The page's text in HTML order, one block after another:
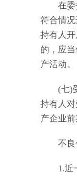
在委托
符合情
持有人
的，应
产活动。
(七)受
持有人
产企业
不良
1.近一